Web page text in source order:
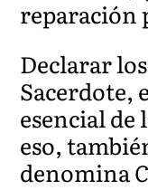
reparación
Declarar
Sacerdote,
esencial
eso,
denomina